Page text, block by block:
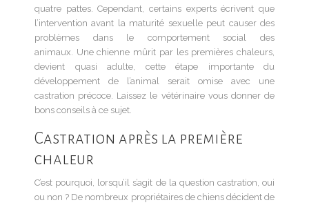
quatre pattes. Cependant, certains experts écrivent que
l’intervention avant la maturité sexuelle peut causer des
problèmes dans le comportement social des
animaux. Une chienne mûrit par les premières chaleurs,
devient quasi adulte, cette étape importante du
développement de l’animal serait omise avec une
castration précoce. Laissez le vétérinaire vous donner de
bons conseils à ce sujet.
Castration après la première
chaleur
C’est pourquoi, lorsqu’il s’agit de la question castration, oui
ou non ? De nombreux propriétaires de chiens décident de